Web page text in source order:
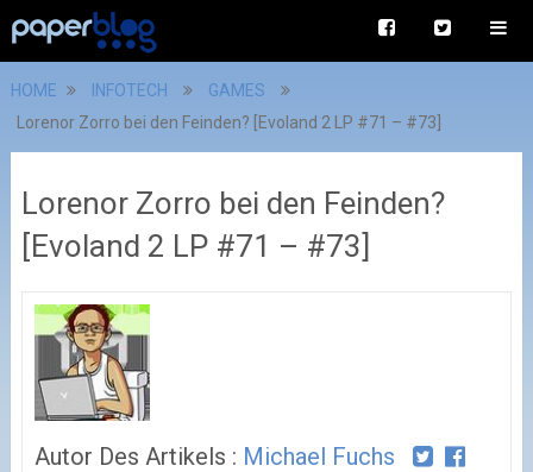
HOME INFOTECH
GAMES
Lorenor Zorro bei den Feinden? [Evoland 2 LP #71 – #73]
Lorenor Zorro bei den Feinden?
[Evoland 2 LP #71 – #73]
Autor Des Artikels : Michael Fuchs